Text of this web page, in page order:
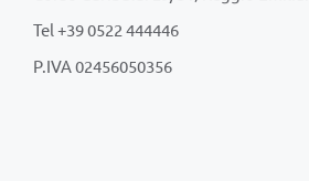
Tel +39 0522 444446
P.IVA 02456050356